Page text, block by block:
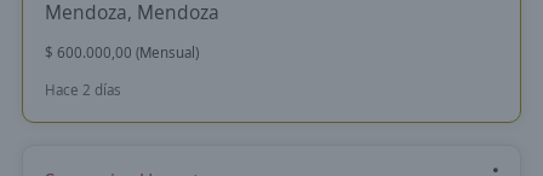
Mendoza, Mendoza
$ 600.000,00 (Mensual)
Hace 2 días